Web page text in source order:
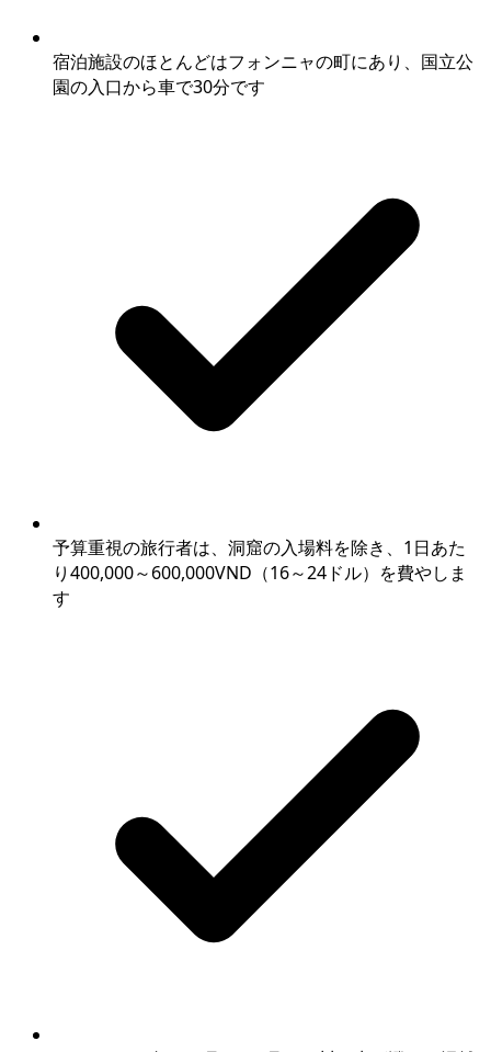
宿泊施設のほとんどはフォンニャの町にあり、国立公
園の入口から車で30分です
予算重視の旅行者は、洞窟の入場料を除き、1日あた
り400,000～600,000VND（16～24ドル）を費やしま
す